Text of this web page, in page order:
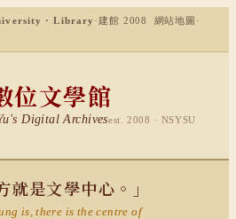
· Library ·建館 2008 網站地圖 ·
位文學館
Digital Archivesest. 2008 · NSYSU
就是文學中心。」
is, there is the centre of